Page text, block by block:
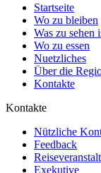
Startseite
Wo zu bleiben
Was zu sehen
Wo zu essen
Nuetzliches
Über die
Kontakte
Kontakte
Nützliche
Feedback
Exekutive